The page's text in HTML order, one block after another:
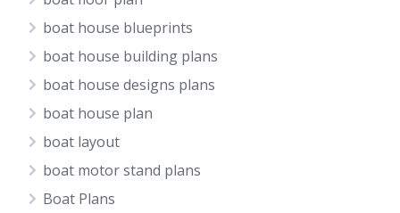
boat house blueprints
boat house building plans
boat house designs plans
boat house plan
boat layout
boat motor stand plans
Boat Plans